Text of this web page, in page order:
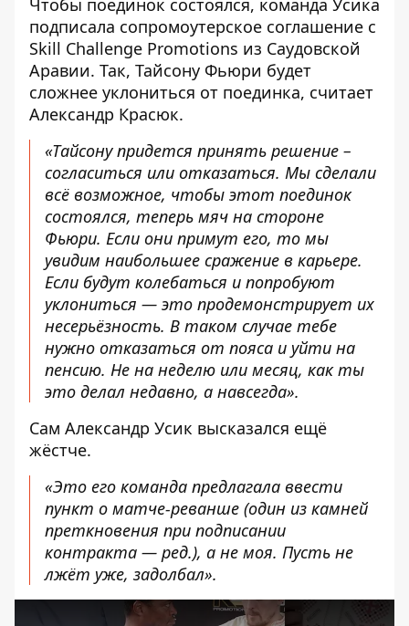
Чтобы поединок состоялся, команда Усика
подписала сопромоутерское соглашение с
Skill Challenge Promotions из Саудовской
Аравии. Так, Тайсону Фьюри будет
сложнее уклониться от поединка, считает
Александр Красюк.
«Тайсону придется принять решение –
согласиться или отказаться. Мы сделали
всё возможное, чтобы этот поединок
состоялся, теперь мяч на стороне
Фьюри. Если они примут его, то мы
увидим наибольшее сражение в карьере.
Если будут колебаться и попробуют
уклониться — это продемонстрирует их
несерьёзность. В таком случае тебе
нужно отказаться от пояса и уйти на
пенсию. Не на неделю или месяц, как ты
это делал недавно, а навсегда».
Сам Александр Усик высказался ещё
жёстче.
«Это его команда предлагала ввести
пункт о матче-реванше (один из камней
преткновения при подписании
контракта — ред.), а не моя. Пусть не
лжёт уже, задолбал».